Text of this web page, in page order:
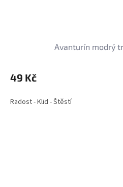
Avanturín modrý
49 Kč
Radost - Klid - Štěstí